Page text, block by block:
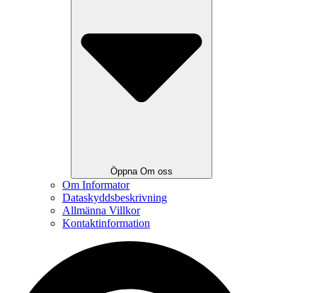
Öppna Om oss
Om Informator
Dataskyddsbeskrivning
Allmänna Villkor
Kontaktinformation